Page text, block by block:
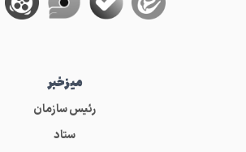
میز‌خبر
رئیس سازمان
ستاد